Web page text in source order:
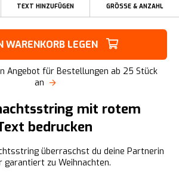
TEXT HINZUFÜGEN GRÖSSE & ANZAHL
WARENKORB LEGEN
Angebot für Bestellungen ab 25 Stück
an
mit rotem
bedrucken
überraschst du deine Partnerin
garantiert zu Weihnachten.